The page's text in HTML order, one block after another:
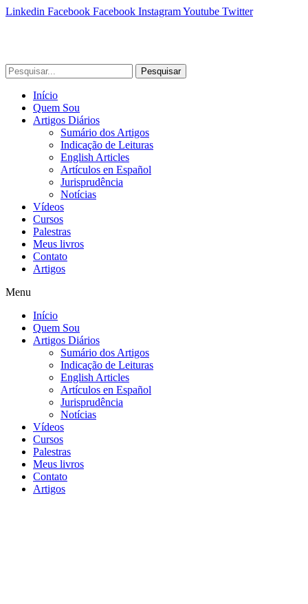
Linkedin Facebook Facebook InstagramYoutube Twitter
Pesquisar
Início
Quem Sou
Artigos Diários
Sumário dos Artigos
Indicação de Leituras
English Articles
Artículos en Español
Jurisprudência
Notícias
Vídeos
Cursos
Palestras
Meus livros
Contato
Artigos
Menu
Início
Quem Sou
Artigos Diários
Sumário dos Artigos
Indicação de Leituras
English Articles
Artículos en Español
Jurisprudência
Notícias
Vídeos
Cursos
Palestras
Meus livros
Contato
Artigos